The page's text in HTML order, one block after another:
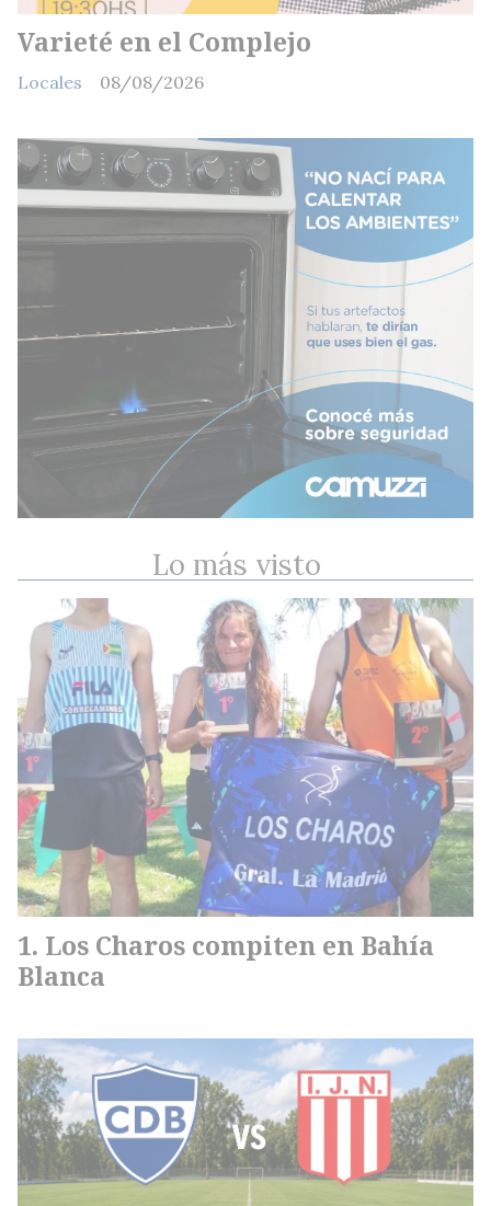
Varieté en el Complejo
Locales 08/08/2026
Lo más visto
Los Charos compiten en Bahía
Blanca